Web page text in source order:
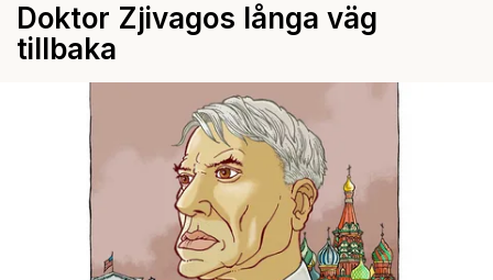
Doktor Zjivagos långa väg
tillbaka